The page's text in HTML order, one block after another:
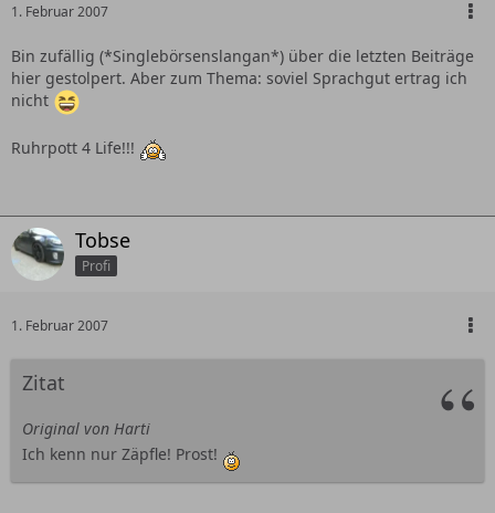
1. Februar 2007
Bin zufällig (*Singlebörsenslangan*) über die letzten Beiträge
hier gestolpert. Aber zum Thema: soviel Sprachgut ertrag ich
nicht
Ruhrpott 4 Life!!!
Tobse
Profi
1. Februar 2007
Zitat
Original von Harti
Ich kenn nur Zäpfle! Prost!